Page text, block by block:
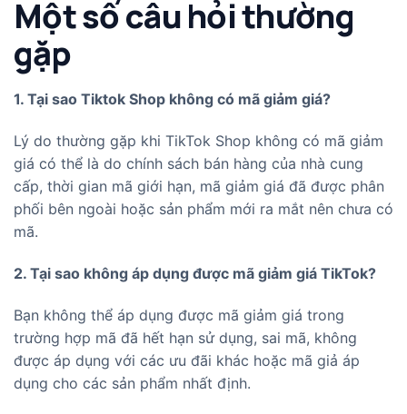
Một số câu hỏi thường
gặp
1. Tại sao Tiktok Shop không có mã giảm giá?
Lý do thường gặp khi TikTok Shop không có mã giảm
giá có thể là do chính sách bán hàng của nhà cung
cấp, thời gian mã giới hạn, mã giảm giá đã được phân
phối bên ngoài hoặc sản phẩm mới ra mắt nên chưa có
mã.
2. Tại sao không áp dụng được mã giảm giá TikTok?
Bạn không thể áp dụng được mã giảm giá trong
trường hợp mã đã hết hạn sử dụng, sai mã, không
được áp dụng với các ưu đãi khác hoặc mã giả áp
dụng cho các sản phẩm nhất định.